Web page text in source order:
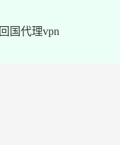
回国代理vpn